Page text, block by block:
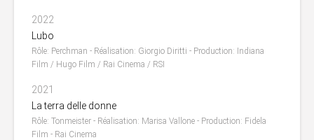
2022
Lubo
Rôle: Perchman - Réalisation: Giorgio Diritti - Production: Indiana
Film / Hugo Film / Rai Cinema / RSI
2021
La terra delle donne
Rôle: Tonmeister - Réalisation: Marisa Vallone - Production: Fidela
Film - Rai Cinema